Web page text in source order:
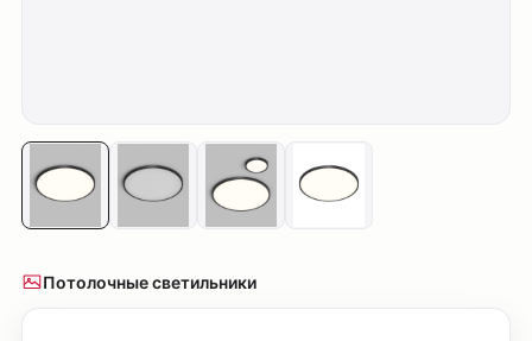
Потолочные светильники